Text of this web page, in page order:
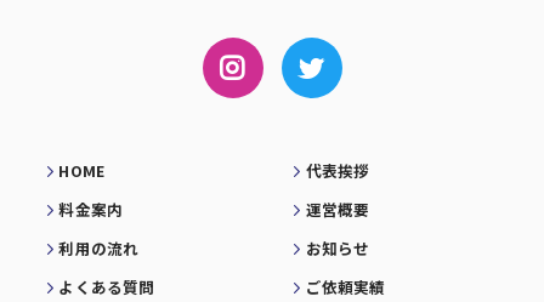
HOME
料金案内
利用の流れ
よくある質問
代表挨拶
運営概要
お知らせ
ご依頼実績